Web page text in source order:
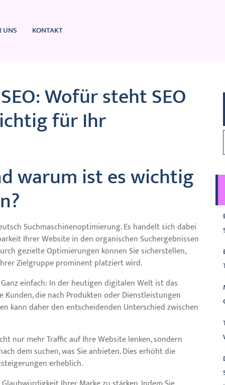
UNS KONTAKT
Wofür steht SEO
für Ihr
warum ist es wichtig
Suchmaschinenoptimierung. Es handelt sich dabei
Ihrer Website in den organischen Suchergebnissen
gezielte Optimierungen können Sie sicherstellen,
Zielgruppe prominent platziert wird.
einfach: In der heutigen digitalen Welt ist das
die nach Produkten oder Dienstleistungen
kann daher den entscheidenden Unterschied zwischen
nur mehr Traffic auf Ihre Website lenken, sondern
dem suchen, was Sie anbieten. Dies erhöht die
erheblich.